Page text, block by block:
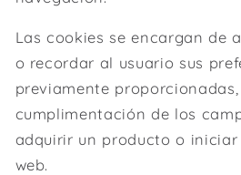
Las cookies se encargan de
o recordar al usuario sus
previamente
cumplimentación de los
adquirir un producto o
web.